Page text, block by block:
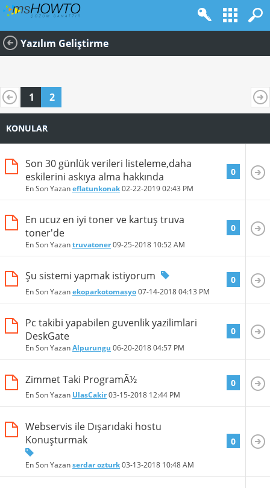
Yazılım Geliştirme
1 2
KONULAR
Son 30 günlük verileri listeleme,daha
eskilerini askıya alma hakkında
En Son Yazaneflatunkonak02-22-201902:43 PM
0
En ucuz en iyi toner ve kartuş truva
toner'de
En Son Yazantruvatoner09-25-2018 10:52 AM
0
Şu sistemi yapmak istiyorum
En Son Yazanekoparkotomasyo07-14-201804:13 PM
0
Pc takibi yapabilen guvenlik yazilimlari
DeskGate
En Son YazanAlpurungu 06-20-201804:57 PM
0
Zimmet Taki ProgramÃ½
En Son Yazan UlasCakir03-15-2018 12:44 PM
0
Webservis ile Dışarıdaki hostu
Konuşturmak
En Son Yazanserdar ozturk03-13-2018 10:48 AM
0